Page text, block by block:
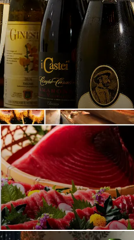
ッフェ6,600円(税込)～、コー
一皿に感動を」をコンセプト
を使用し、見た目までこだわ
是非ご堪能ください。 ※安
供いたします。
インも飲み放題！！パーティ
放題付のプラン、黒毛和牛が
おります。 スパークリングワ
一番搾り、ハイボール、カク
！！